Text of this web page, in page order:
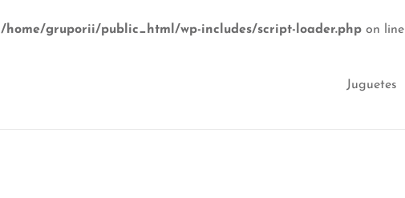
/home/gruporii/public_html/wp-includes/script-loader.php on line
Juguetes